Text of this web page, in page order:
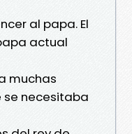
al papa. El
actual
muchas
se necesitaba